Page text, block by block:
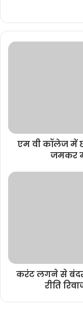
एम वी कॉलेज में
जमकर
करंट लगने से बंदर
रीति